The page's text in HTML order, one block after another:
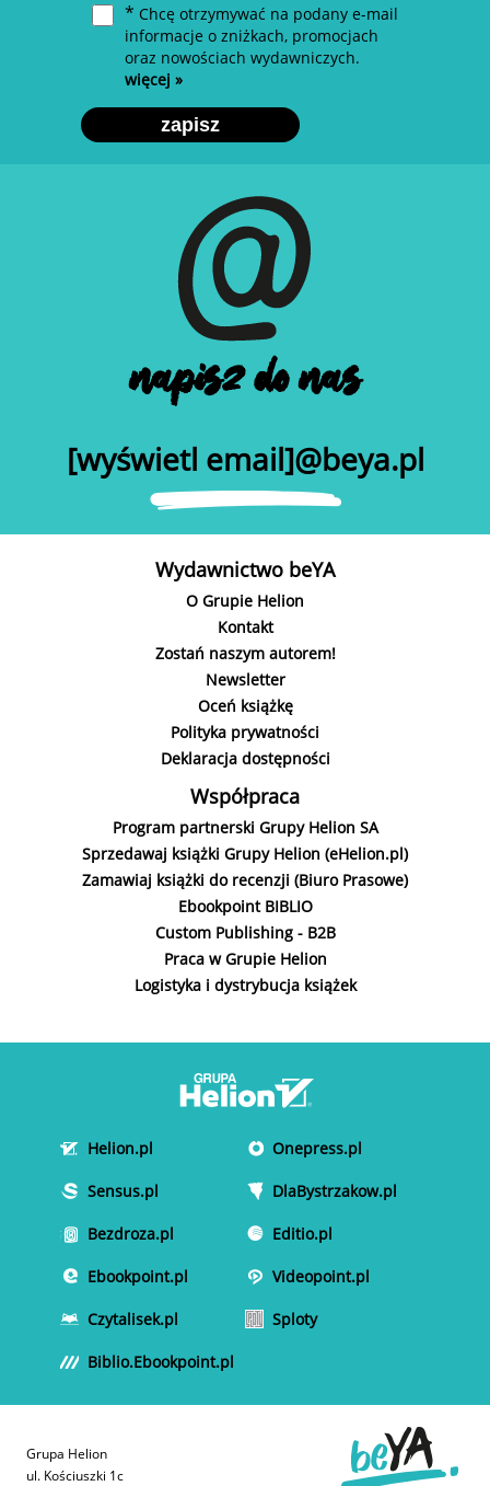
* Chcę otrzymywać na podany e-mail
informacje o zniżkach, promocjach
oraz nowościach wydawniczych.
więcej »
zapisz
napisz do nas
[wyświetl email]@beya.pl
Wydawnictwo beYA
O Grupie Helion
Kontakt
Zostań naszym autorem!
Newsletter
Oceń książkę
Polityka prywatności
Deklaracja dostępności
Współpraca
Program partnerski Grupy Helion SA
Sprzedawaj książki Grupy Helion (eHelion.pl)
Zamawiaj książki do recenzji (Biuro Prasowe)
Ebookpoint BIBLIO
Custom Publishing - B2B
Praca w Grupie Helion
Logistyka i dystrybucja książek
Helion.pl Onepress.pl
Sensus.pl DlaBystrzakow.pl
Bezdroza.pl Editio.pl
Ebookpoint.pl Videopoint.pl
Czytalisek.pl Sploty
Biblio.Ebookpoint.pl
Grupa Helion
ul. Kościuszki 1c